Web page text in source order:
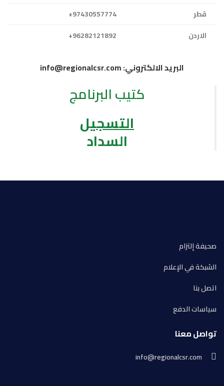
قطر
97430557774+
الاردن
96282121892+
البريد الالكتروني: info@regionalcsr.com
كتيب البرنامج
التسجيل
السداد
صحيفة إلتزام
الشبكة في الإعلام
اتصل بنا
سياسات الدفع
تواصل معنا